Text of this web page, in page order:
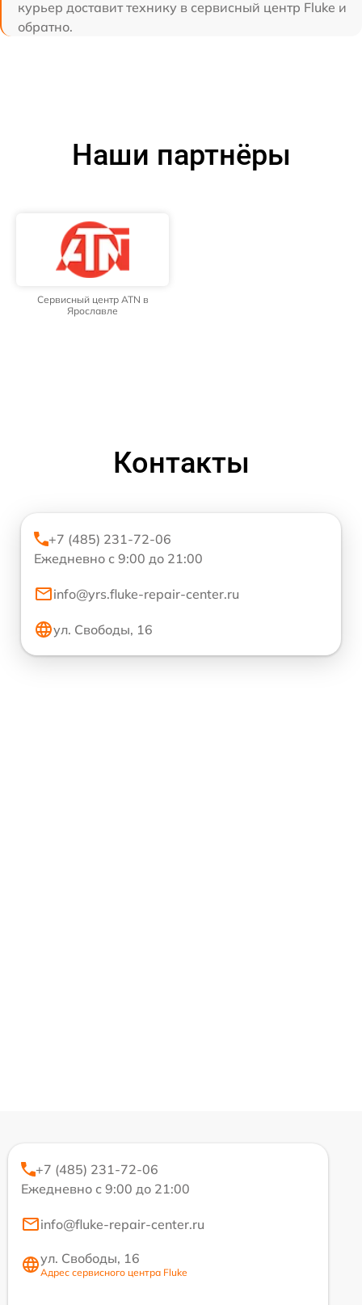
курьер доставит технику в сервисный центр Fluke и
обратно.
Наши партнёры
Сервисный центр ATN в
Ярославле
Контакты
+7 (485) 231-72-06
Ежедневно с 9:00 до 21:00
info@yrs.fluke-repair-center.ru
ул. Свободы, 16
+7 (485) 231-72-06
Ежедневно с 9:00 до 21:00
info@fluke-repair-center.ru
ул. Свободы, 16
Адрес сервисного центра Fluke